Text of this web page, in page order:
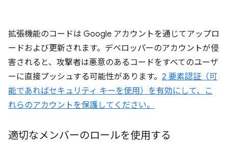
拡張機能のコードは Google アカウントを通じてアップロ
ードおよび更新されます。デベロッパーのアカウントが侵
害されると、攻撃者は悪意のあるコードをすべてのユーザ
ーに直接プッシュする可能性があります。 2 要素認証（可
能であればセキュリティ キーを使用）を有効にして、こ
れらのアカウントを保護してください。
適切なメンバーのロールを使用する